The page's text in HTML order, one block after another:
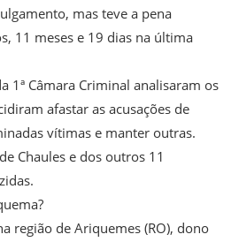
mas teve a pena
11 meses e 19 dias na última
1ª Câmara Criminal analisaram os
afastar as acusações de
vítimas e manter outras.
Chaules e dos outros 11
região de Ariquemes (RO), dono